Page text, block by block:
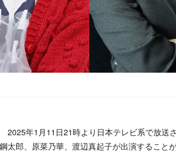
ェア
2025年1月11日21時より日本テレビ系で放送
鋼太郎、原菜乃華、渡辺真起子が出演することが